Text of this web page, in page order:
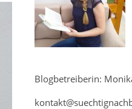
Blogbetreiberin: